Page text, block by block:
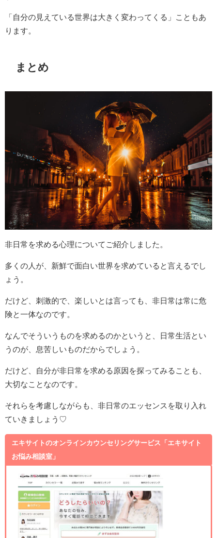
「自分の見えている世界は大きく変わってくる」こともあ
ります。
まとめ
非日常を求める心理についてご紹介しました。
多くの人が、新鮮で面白い世界を求めていると言えるでし
ょう。
だけど、刺激的で、楽しいとは言っても、非日常は常に危
険と一体なのです。
なんでそういうものを求めるのかというと、日常生活とい
うのが、息苦しいものだからでしょう。
だけど、自分が非日常を求める原因を探ってみることも、
大切なことなのです。
それらを考慮しながらも、非日常のエッセンスを取り入れ
ていきましょう♡
エキサイトのオンラインカウンセリングサービス「エキサイト
お悩み相談室」